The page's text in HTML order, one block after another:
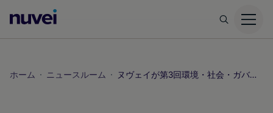
ホ
ホーム ニュースルーム ヌヴェイが第3回環境・社会・ガバナンス（「ESG」）報告書を発表